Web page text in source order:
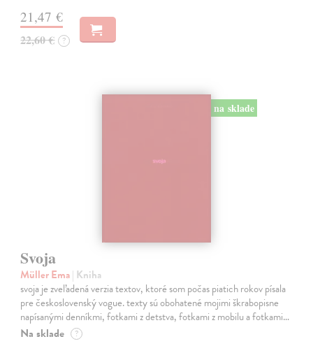
21,47 €
22,60 € ?
na sklade
Svoja
Müller Ema| Kniha
svoja je zveľadená verzia textov, ktoré som počas piatich rokov písala
pre československý vogue. texty sú obohatené mojimi škrabopisne
napísanými denníkmi, fotkami z detstva, fotkami z mobilu a fotkami…
Na sklade ?